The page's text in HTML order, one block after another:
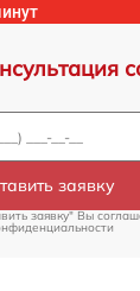
заявку
заявку" Вы